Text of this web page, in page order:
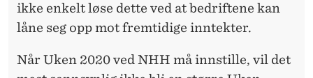
ikke enkelt løse dette ved at bedriftene kan
låne seg opp mot fremtidige inntekter.
Når Uken 2020 ved NHH må innstille, vil det